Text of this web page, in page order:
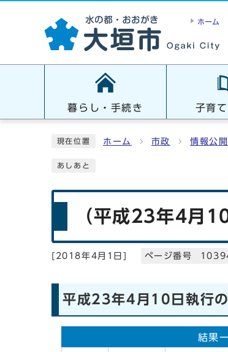
ホーム
暮らし・手続き 子育
現在位置 ホーム 市政 情報公開
あしあと
（平成23年4月
2018年4月1日 ページ番号
平成23年4月10日執行
結果